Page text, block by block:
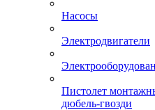
Насосы
Электродвигатели
Пистолет
дюбель-гвозди